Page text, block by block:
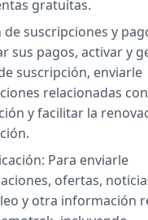
gratuitas.
de suscripciones y
sus pagos, activar y
suscripción, enviarle
relacionadas
y facilitar la
Para enviarle
ofertas,
y otra información